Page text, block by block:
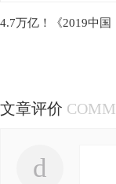
4.7万亿！《2019中国
文章评价
d